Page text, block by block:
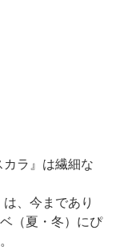
カラ』は繊細な
、今まであり
（夏・冬）にぴ